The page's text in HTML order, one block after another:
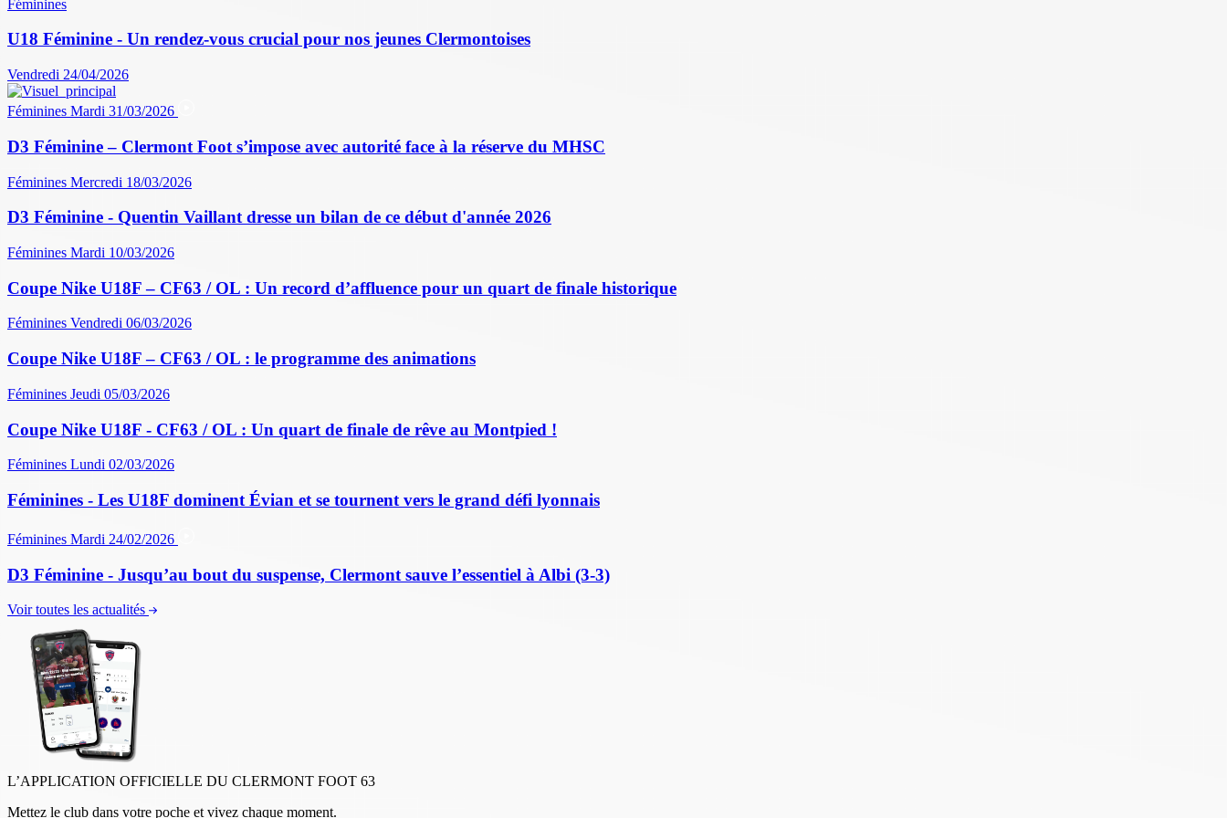
Féminines
U18 Féminine - Un rendez-vous crucial pour nos jeunes Clermontoises
Vendredi 24/04/2026
Féminines Mardi 31/03/2026
D3 Féminine – Clermont Foot s’impose avec autorité face à la réserve du MHSC
Féminines Mercredi 18/03/2026
D3 Féminine - Quentin Vaillant dresse un bilan de ce début d'année 2026
Féminines Mardi 10/03/2026
Coupe Nike U18F – CF63 / OL : Un record d’affluence pour un quart de finale historique
Féminines Vendredi 06/03/2026
Coupe Nike U18F – CF63 / OL : le programme des animations
Féminines Jeudi 05/03/2026
Coupe Nike U18F - CF63 / OL : Un quart de finale de rêve au Montpied !
Féminines Lundi 02/03/2026
Féminines - Les U18F dominent Évian et se tournent vers le grand défi lyonnais
Féminines Mardi 24/02/2026
D3 Féminine - Jusqu’au bout du suspense, Clermont sauve l’essentiel à Albi (3-3)
Voir toutes les actualités
L’APPLICATION OFFICIELLE DU CLERMONT FOOT 63
Mettez le club dans votre poche et vivez chaque moment.